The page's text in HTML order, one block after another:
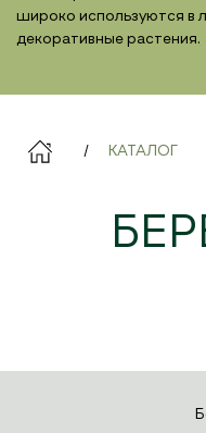
широко используются в
декоративные растения.
КАТАЛОГ